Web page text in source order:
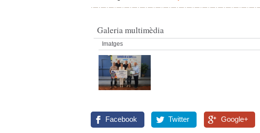
Galeria multimèdia
Imatges
Facebook Twitter Google+